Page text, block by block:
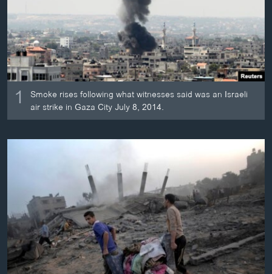
ວິທະຍາສາດ-ເທັກໂນໂລຈີ
ທຸລະກິດ
ພາສາອັງກິດ
ວີດີໂອ
ສຽງ
ຕິດຕາມພວກເຮົາ ທີ່
ພາສາຕ່າງໆ
1
Smoke rises following what witnesses said was an Israeli
air strike in Gaza City July 8, 2014.